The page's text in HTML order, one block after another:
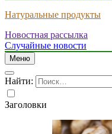
Натуральные продукты
Новостная рассылка
Случайные новости
Меню
Найти:
Заголовки